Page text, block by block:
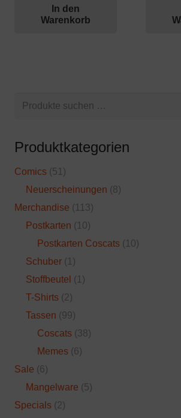
In den
Warenkorb
Suchen
Produktkategorien
Comics (51)
Neuerscheinungen (8)
Merchandise (113)
Postkarten (10)
Postkarten Coscats (10)
Schuber (1)
Stoffbeutel (1)
T-Shirts (2)
Tassen (99)
Coscats (38)
Memes (6)
Sale (6)
Mangelware (5)
Specials (2)